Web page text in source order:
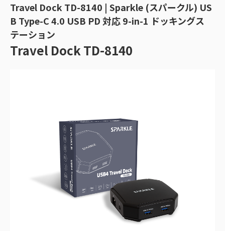
Travel Dock TD-8140 | Sparkle (スパークル) US
B Type-C 4.0 USB PD 対応 9-in-1 ドッキングス
テーション
Travel Dock TD-8140